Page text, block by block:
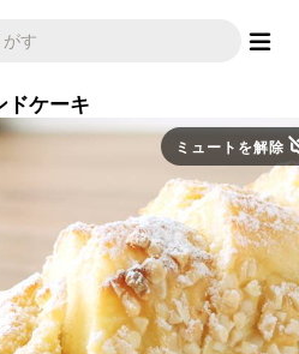
ドケーキ
ミュートを解除